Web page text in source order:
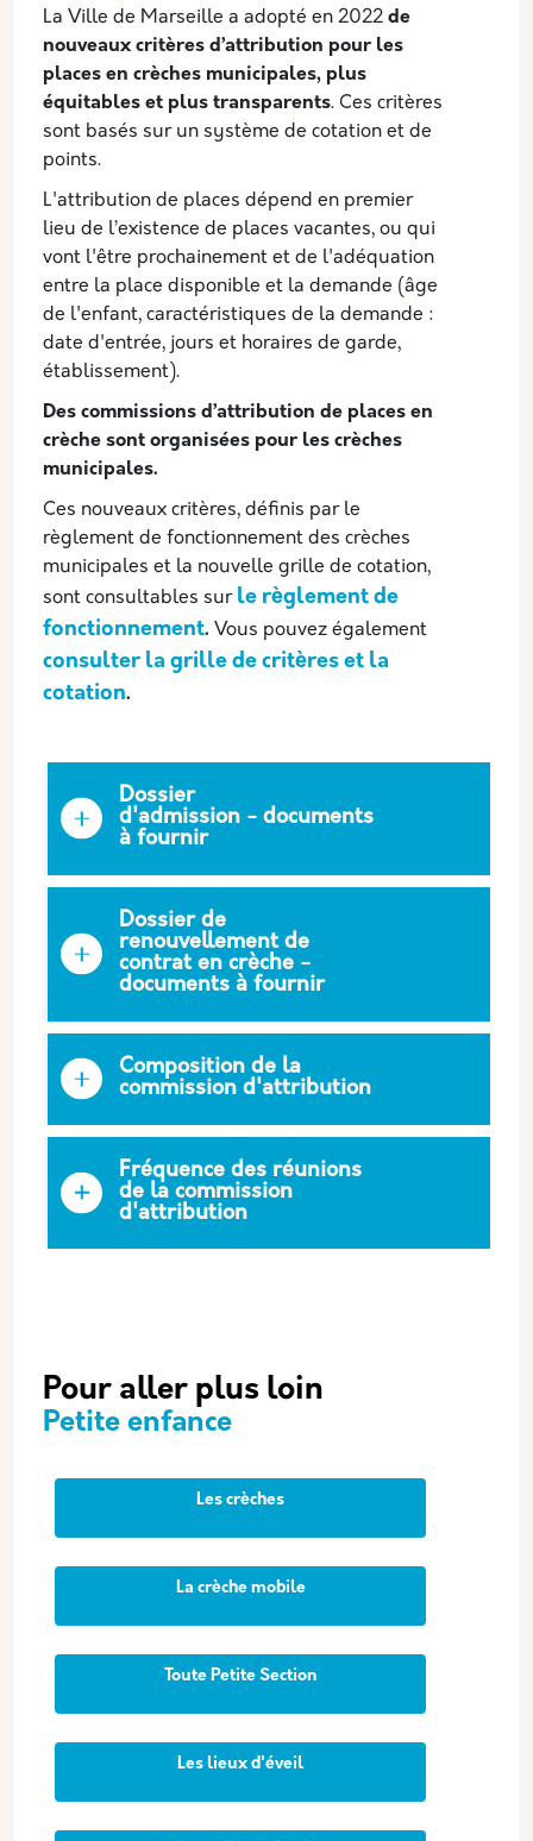
La Ville de Marseille a adopté en 2022 de
nouveaux critères d’attribution pour les
places en crèches municipales, plus
équitables et plus transparents. Ces critères
sont basés sur un système de cotation et de
points.
L'attribution de places dépend en premier
lieu de l’existence de places vacantes, ou qui
vont l'être prochainement et de l'adéquation
entre la place disponible et la demande (âge
de l'enfant, caractéristiques de la demande :
date d'entrée, jours et horaires de garde,
établissement).
Des commissions d’attribution de places en
crèche sont organisées pour les crèches
municipales.
Ces nouveaux critères, définis par le
règlement de fonctionnement des crèches
municipales et la nouvelle grille de cotation,
sont consultables sur le règlement de
fonctionnement. Vous pouvez également
consulter la grille de critères et la
cotation.
Dossier
d'admission - documents
à fournir
Dossier de
renouvellement de
contrat en crèche -
documents à fournir
Composition de la
commission d'attribution
Fréquence des réunions
de la commission
d'attribution
Pour aller plus loin
Petite enfance
Les crèches
La crèche mobile
Toute Petite Section
Les lieux d'éveil